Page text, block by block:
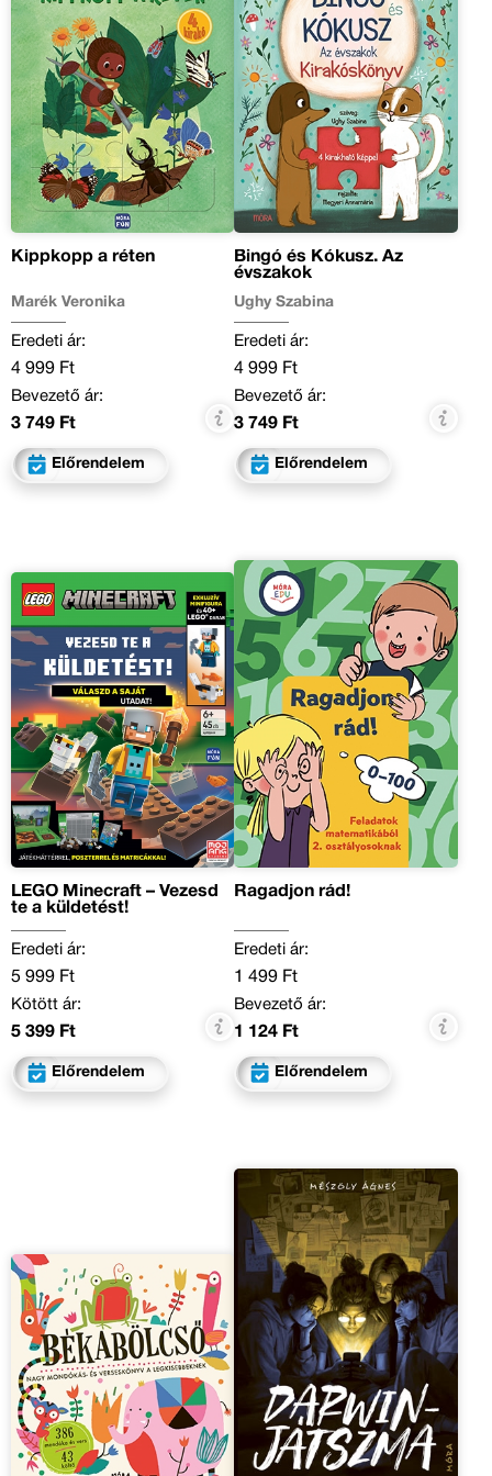
Kippkopp a réten
Marék Veronika
Eredeti ár:
4 999 Ft
Bevezető ár:
3 749 Ft
Előrendelem
Bingó és Kókusz. Az
évszakok
Ughy Szabina
Eredeti ár:
4 999 Ft
Bevezető ár:
3 749 Ft
Előrendelem
LEGO Minecraft – Vezesd
te a küldetést!
Eredeti ár:
5 999 Ft
Kötött ár:
5 399 Ft
Előrendelem
Ragadjon rád!
Eredeti ár:
1 499 Ft
Bevezető ár:
1 124 Ft
Előrendelem